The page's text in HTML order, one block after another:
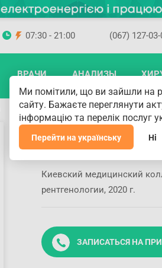
07:30 - 21:00 (067) 127-
ВРАЧИ АНАЛИЗЫ
Усик Алла
Образование и
Киевский медицинский
рентгенологии, 2020 г.
ЗАПИСАТЬСЯ НА
Ми помітили, що ви зайшли на
сайту. Бажаєте переглянути
інформацію та перелік послуг
Перейти на українську Ні